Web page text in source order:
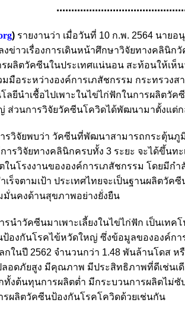
) รายงานว่า เมื่อวันที่ 10 ก.พ. 2564 นาย
ข่าวเรื่องการเดินหน้าศึกษาวิจัยทางคลินิก
ผลิตวัคซีนในประเทศแน่นอน สะท้อนให้เห็
มือระหว่างองค์การเภสัชกรรม กระทรว
ลยีนำเชื้อไปเพาะในไข่ไก่ฟักในการผลิตวั
ส่วนการวิจัยวัคซีนโควิดได้พัฒนามาตั้งแต่ก
รวิจัยพบว่า วัคซีนที่พัฒนาสามารถกระตุ้นภู
ารวิจัยทางคลินิกครบทั้ง 3 ระยะ จะได้ขึ้น
นโรงงานขององค์การเภสัชกรรม โดยมีก
ร็จตามเป้า ประเทศไทยจะเป็นฐานผลิตวั
มั่นคงด้านสุขภาพอย่างยั่งยืน
รนำวัคซีนมาเพาะเลี้ยงในไข่ไก่ฟัก เป็นเท
องกันโรคไข้หวัดใหญ่ ซึ่งข้อมูลขององค์ก
ในปี 2562 จำนวนกว่า 1.48 พันล้านโดส ห
ดภัยสูง มีคุณภาพ มีประสิทธิภาพที่ดีเช่นเดี
ทั้งต้นทุนการผลิตต่ำ มีกระบวนการผลิตไม่
รผลิตวัคซีนป้องกันโรคโควิดด้วยเช่นกัน